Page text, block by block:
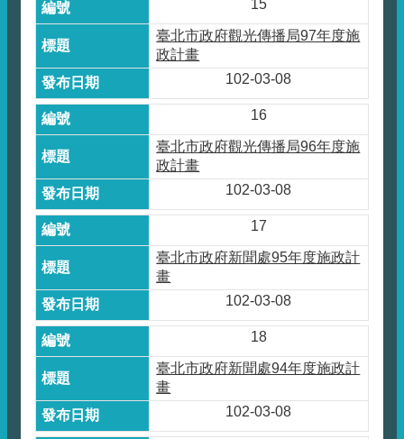
15
臺北市政府觀光傳播局97年度施
政計畫
102-03-08
16
臺北市政府觀光傳播局96年度施
政計畫
102-03-08
17
臺北市政府新聞處95年度施政計
畫
102-03-08
18
臺北市政府新聞處94年度施政計
畫
102-03-08